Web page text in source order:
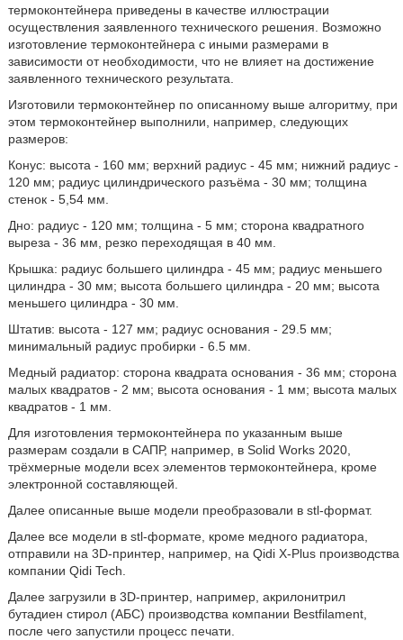
термоконтейнера приведены в качестве иллюстрации
осуществления заявленного технического решения. Возможно
изготовление термоконтейнера с иными размерами в
зависимости от необходимости, что не влияет на достижение
заявленного технического результата.
Изготовили термоконтейнер по описанному выше алгоритму, при
этом термоконтейнер выполнили, например, следующих
размеров:
Конус: высота - 160 мм; верхний радиус - 45 мм; нижний радиус -
120 мм; радиус цилиндрического разъёма - 30 мм; толщина
стенок - 5,54 мм.
Дно: радиус - 120 мм; толщина - 5 мм; сторона квадратного
выреза - 36 мм, резко переходящая в 40 мм.
Крышка: радиус большего цилиндра - 45 мм; радиус меньшего
цилиндра - 30 мм; высота большего цилиндра - 20 мм; высота
меньшего цилиндра - 30 мм.
Штатив: высота - 127 мм; радиус основания - 29.5 мм;
минимальный радиус пробирки - 6.5 мм.
Медный радиатор: сторона квадрата основания - 36 мм; сторона
малых квадратов - 2 мм; высота основания - 1 мм; высота малых
квадратов - 1 мм.
Для изготовления термоконтейнера по указанным выше
размерам создали в САПР, например, в Solid Works 2020,
трёхмерные модели всех элементов термоконтейнера, кроме
электронной составляющей.
Далее описанные выше модели преобразовали в stl-формат.
Далее все модели в stl-формате, кроме медного радиатора,
отправили на 3D-принтер, например, на Qidi X-Plus производства
компании Qidi Tech.
Далее загрузили в 3D-принтер, например, акрилонитрил
бутадиен стирол (АБС) производства компании Bestfilament,
после чего запустили процесс печати.